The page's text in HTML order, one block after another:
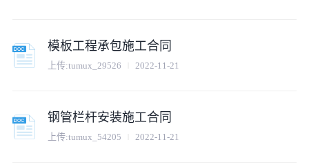
模板工程承包施工合同
上传:tumux_29526 2022-11-21
钢管栏杆安装施工合同
上传:tumux_54205 2022-11-21